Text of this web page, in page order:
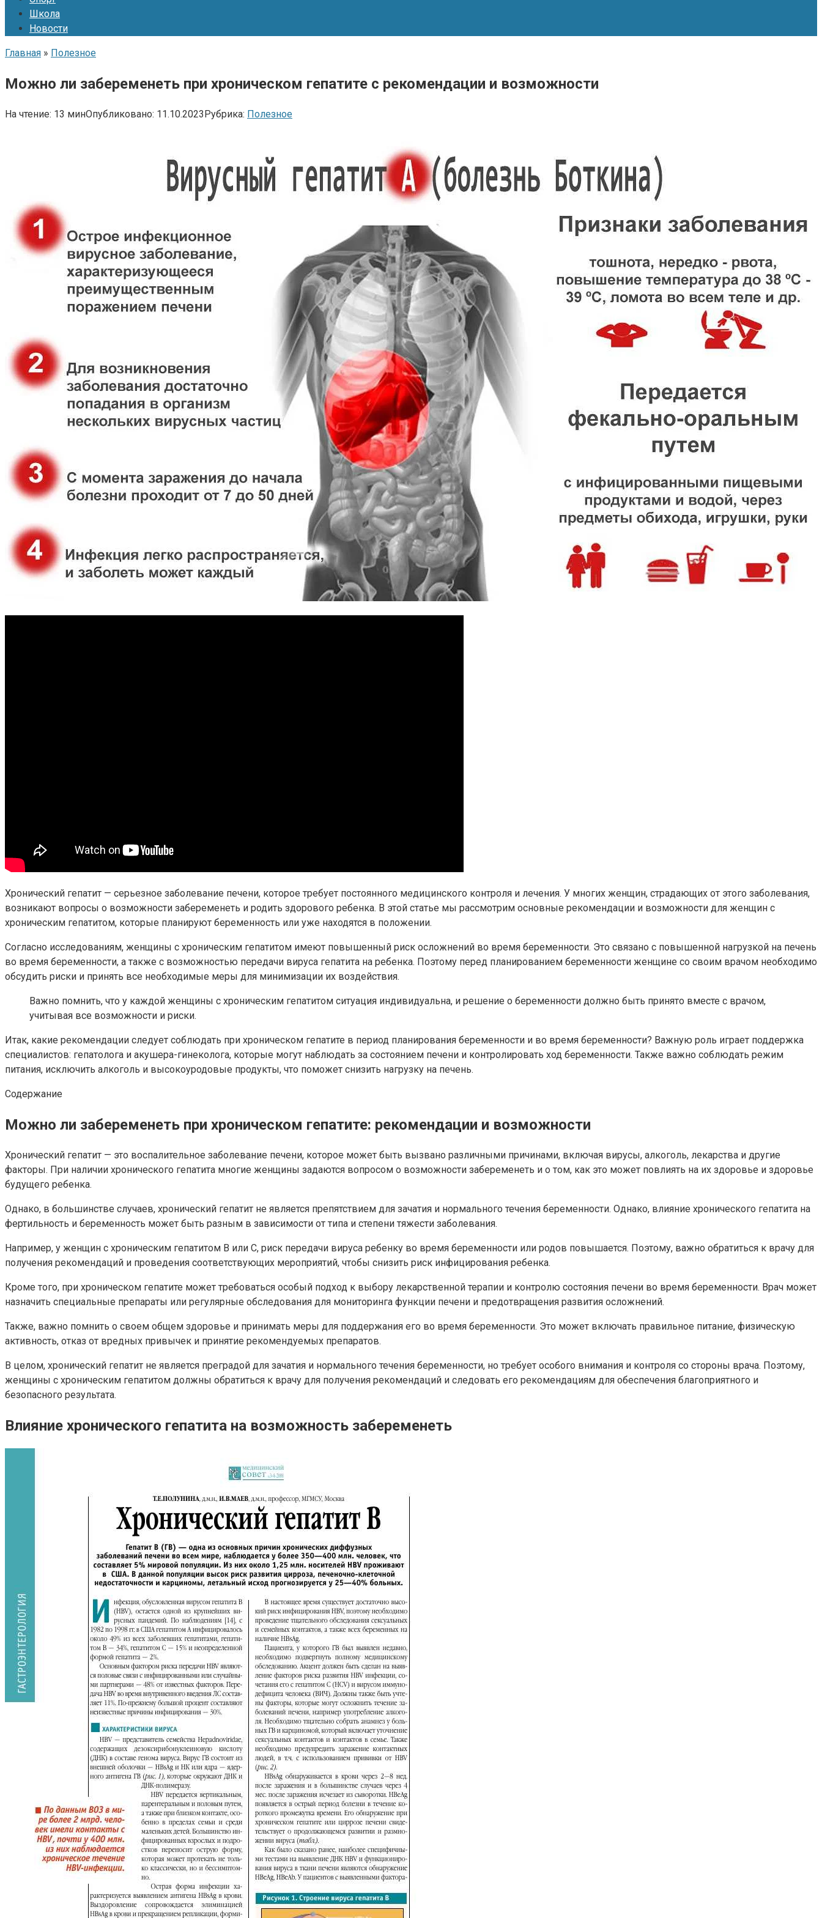
Школа
Новости
Главная » Полезное
Можно ли забеременеть при хроническом гепатите с рекомендации и возможности
На чтение: 13 минОпубликовано: 11.10.2023Рубрика: Полезное
Хронический гепатит — серьезное заболевание печени, которое требует постоянного медицинского контроля и лечения. У многих женщин, страдающих от этого заболевания,
возникают вопросы о возможности забеременеть и родить здорового ребенка. В этой статье мы рассмотрим основные рекомендации и возможности для женщин с
хроническим гепатитом, которые планируют беременность или уже находятся в положении.
Согласно исследованиям, женщины с хроническим гепатитом имеют повышенный риск осложнений во время беременности. Это связано с повышенной нагрузкой на печень
во время беременности, а также с возможностью передачи вируса гепатита на ребенка. Поэтому перед планированием беременности женщине со своим врачом необходимо
обсудить риски и принять все необходимые меры для минимизации их воздействия.
Важно помнить, что у каждой женщины с хроническим гепатитом ситуация индивидуальна, и решение о беременности должно быть принято вместе с врачом,
учитывая все возможности и риски.
Итак, какие рекомендации следует соблюдать при хроническом гепатите в период планирования беременности и во время беременности? Важную роль играет поддержка
специалистов: гепатолога и акушера-гинеколога, которые могут наблюдать за состоянием печени и контролировать ход беременности. Также важно соблюдать режим
питания, исключить алкоголь и высокоуродовые продукты, что поможет снизить нагрузку на печень.
Содержание
Можно ли забеременеть при хроническом гепатите: рекомендации и возможности
Хронический гепатит — это воспалительное заболевание печени, которое может быть вызвано различными причинами, включая вирусы, алкоголь, лекарства и другие
факторы. При наличии хронического гепатита многие женщины задаются вопросом о возможности забеременеть и о том, как это может повлиять на их здоровье и здоровье
будущего ребенка.
Однако, в большинстве случаев, хронический гепатит не является препятствием для зачатия и нормального течения беременности. Однако, влияние хронического гепатита на
фертильность и беременность может быть разным в зависимости от типа и степени тяжести заболевания.
Например, у женщин с хроническим гепатитом B или C, риск передачи вируса ребенку во время беременности или родов повышается. Поэтому, важно обратиться к врачу для
получения рекомендаций и проведения соответствующих мероприятий, чтобы снизить риск инфицирования ребенка.
Кроме того, при хроническом гепатите может требоваться особый подход к выбору лекарственной терапии и контролю состояния печени во время беременности. Врач может
назначить специальные препараты или регулярные обследования для мониторинга функции печени и предотвращения развития осложнений.
Также, важно помнить о своем общем здоровье и принимать меры для поддержания его во время беременности. Это может включать правильное питание, физическую
активность, отказ от вредных привычек и принятие рекомендуемых препаратов.
В целом, хронический гепатит не является преградой для зачатия и нормального течения беременности, но требует особого внимания и контроля со стороны врача. Поэтому,
женщины с хроническим гепатитом должны обратиться к врачу для получения рекомендаций и следовать его рекомендациям для обеспечения благоприятного и
безопасного результата.
Влияние хронического гепатита на возможность забеременеть